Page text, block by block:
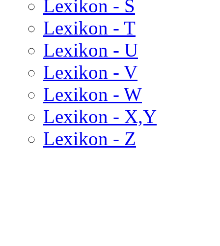
Lexikon - S
Lexikon - T
Lexikon - U
Lexikon - V
Lexikon - W
Lexikon - X,Y
Lexikon - Z